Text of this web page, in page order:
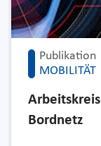
Publikation
MOBILITÄT
Bordnetz